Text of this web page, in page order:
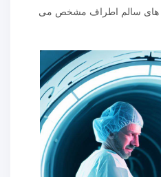
های سالم اطراف مشخص می